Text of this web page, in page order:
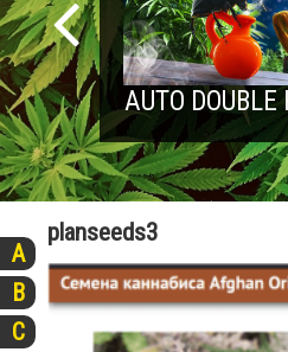
AUTO DOUBLE
A
B
C
planseeds3